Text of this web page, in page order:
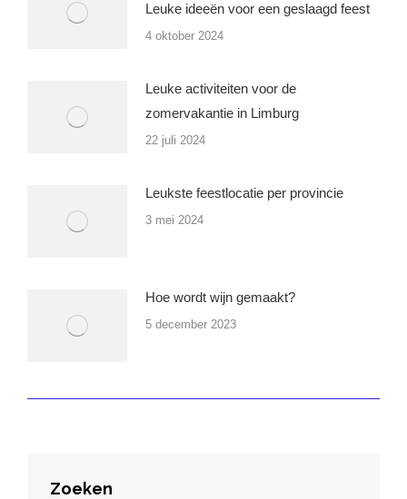
Leuke ideeën voor een geslaagd feest
4 oktober 2024
Leuke activiteiten voor de
zomervakantie in Limburg
22 juli 2024
Leukste feestlocatie per provincie
3 mei 2024
Hoe wordt wijn gemaakt?
5 december 2023
Zoeken